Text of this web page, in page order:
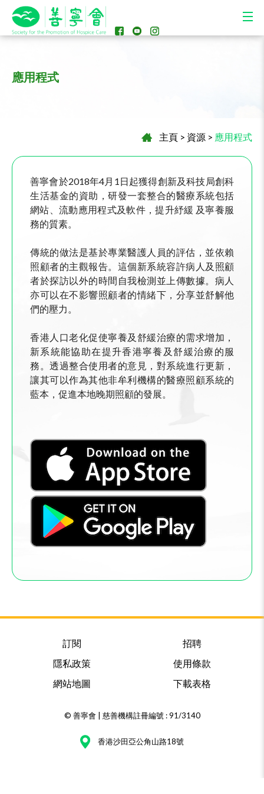
應用程式
主頁 > 資源 > 應用程式
善寧會於2018年4月1日起獲得創新及科技局創科
生活基金的資助，研發一套整合的醫療系統包括
網站、流動應用程式及軟件，提升紓緩 及寧養服
務的質素。
傳統的做法是基於專業醫護人員的評估，並依賴
照顧者的主觀報告。這個新系統容許病人及照顧
者於探訪以外的時間自我檢測並上傳數據。病人
亦可以在不影響照顧者的情緒下，分享並舒解他
們的壓力。
香港人口老化促使寧養及舒緩治療的需求增加，
新系統能協助在提升香港寧養及舒緩治療的服
務。透過整合使用者的意見，對系統進行更新，
讓其可以作為其他非牟利機構的醫療照顧系統的
藍本，促進本地晚期照顧的發展。
訂閱
招聘
隱私政策
使用條款
網站地圖
下載表格
© 善寧會 | 慈善機構註冊編號 : 91/3140
香港沙田亞公角山路18號